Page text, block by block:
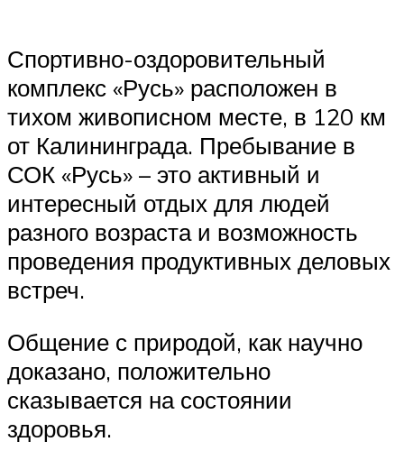
Спортивно-оздоровительный
комплекс «Русь» расположен в
тихом живописном месте, в 120 км
от Калининграда. Пребывание в
СОК «Русь» – это активный и
интересный отдых для людей
разного возраста и возможность
проведения продуктивных деловых
встреч.
Общение с природой, как научно
доказано, положительно
сказывается на состоянии
здоровья.